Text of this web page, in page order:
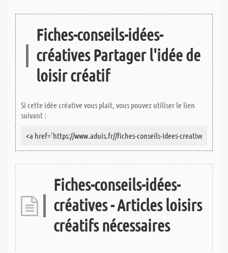
Fiches-conseils-idées-
créatives Partager l'idée de
loisir créatif
Si cette idée créative vous plait, vous pouvez utiliser le lien
suivant :
Fiches-conseils-idées-
créatives - Articles loisirs
créatifs nécessaires